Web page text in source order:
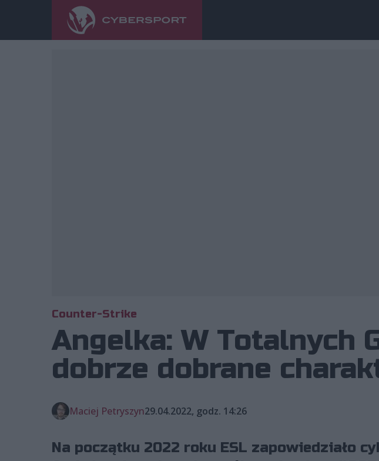
Counter-Strike
Angelka: W Totalnych
dobrze dobrane
Maciej Petryszyn29.04.2022, godz. 14:26
Na początku 2022 roku ESL zapowiedziało